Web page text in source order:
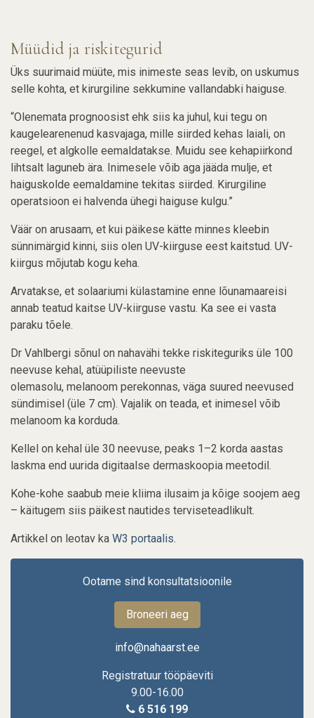
Müüdid ja riskitegurid
Üks suurimaid müüte, mis inimeste seas levib, on uskumus
selle kohta, et kirurgiline sekkumine vallandabki haiguse.
“Olenemata prognoosist ehk siis ka juhul, kui tegu on
kaugelearenenud kasvajaga, mille siirded kehas laiali, on
reegel, et algkolle eemaldatakse. Muidu see kehapiirkond
lihtsalt laguneb ära. Inimesele võib aga jääda mulje, et
haiguskolde eemaldamine tekitas siirded. Kirurgiline
operatsioon ei halvenda ühegi haiguse kulgu.”
Väär on arusaam, et kui päikese kätte minnes kleebin
sünnimärgid kinni, siis olen UV-kiirguse eest kaitstud. UV-
kiirgus mõjutab kogu keha.
Arvatakse, et solaariumi külastamine enne lõunamaareisi
annab teatud kaitse UV-kiirguse vastu. Ka see ei vasta
paraku tõele.
Dr Vahlbergi sõnul on nahavähi tekke riskiteguriks üle 100
neevuse kehal, atüüpiliste neevuste
olemasolu, melanoom perekonnas, väga suured neevused
sündimisel (üle 7 cm). Vajalik on teada, et inimesel võib
melanoom ka korduda.
Kellel on kehal üle 30 neevuse, peaks 1–2 korda aastas
laskma end uurida digitaalse dermaskoopia meetodil.
Kohe-kohe saabub meie kliima ilusaim ja kõige soojem aeg
– käitugem siis päikest nautides terviseteadlikult.
Artikkel on leotav ka W3 portaalis.
Ootame sind konsultatsioonile
Broneeri aeg
info@nahaarst.ee
Registratuur tööpäeviti
9.00-16.00
6 516 199